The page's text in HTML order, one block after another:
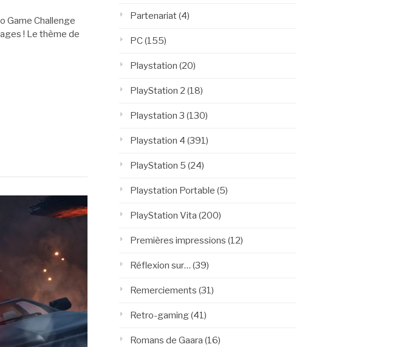
Game Challenge
! Le thème de
Partenariat(4)
PC(155)
Playstation (20)
PlayStation 2 (18)
Playstation 3 (130)
Playstation 4 (391)
PlayStation 5 (24)
Playstation Portable (5)
PlayStation Vita (200)
Premières impressions (12)
Réflexion sur… (39)
Remerciements (31)
Retro-gaming(41)
Romans de Gaara (16)